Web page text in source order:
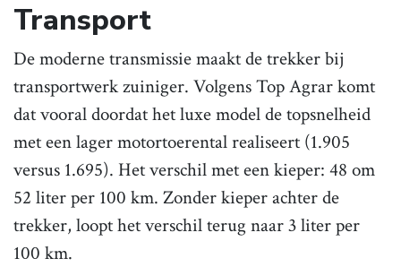
Transport
De moderne transmissie maakt de trekker bij
transportwerk zuiniger. Volgens Top Agrar komt
dat vooral doordat het luxe model de topsnelheid
met een lager motortoerental realiseert (1.905
versus 1.695). Het verschil met een kieper: 48 om
52 liter per 100 km. Zonder kieper achter de
trekker, loopt het verschil terug naar 3 liter per
100 km.